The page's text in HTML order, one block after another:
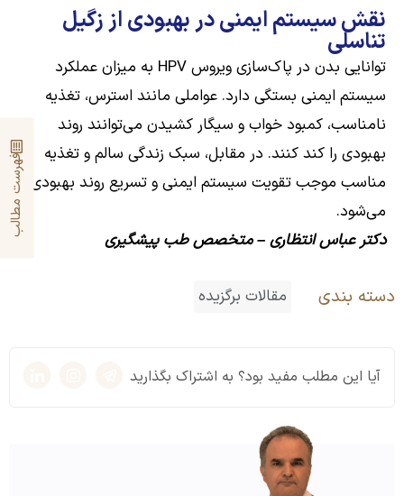
فهرست مطالب
نقش سیستم ایمنی در بهبودی از زگیل
تناسلی
توانایی بدن در پاک‌سازی ویروس HPV به میزان عملکرد
سیستم ایمنی بستگی دارد. عواملی مانند استرس، تغذیه
نامناسب، کمبود خواب و سیگار کشیدن می‌توانند روند
بهبودی را کند کنند. در مقابل، سبک زندگی سالم و تغذیه
مناسب موجب تقویت سیستم ایمنی و تسریع روند بهبودی
می‌شود.
دکتر عباس انتظاری– متخصص طب پیشگیری
دسته بندی مقالات برگزیده
آیا این مطلب مفید بود؟ به اشتراک بگذارید